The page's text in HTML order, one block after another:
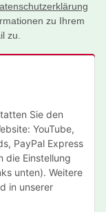
Sie den
YouTube,
PayPal Express
die Einstellung
unten). Weitere
in unserer
zu Ihrem
zu.